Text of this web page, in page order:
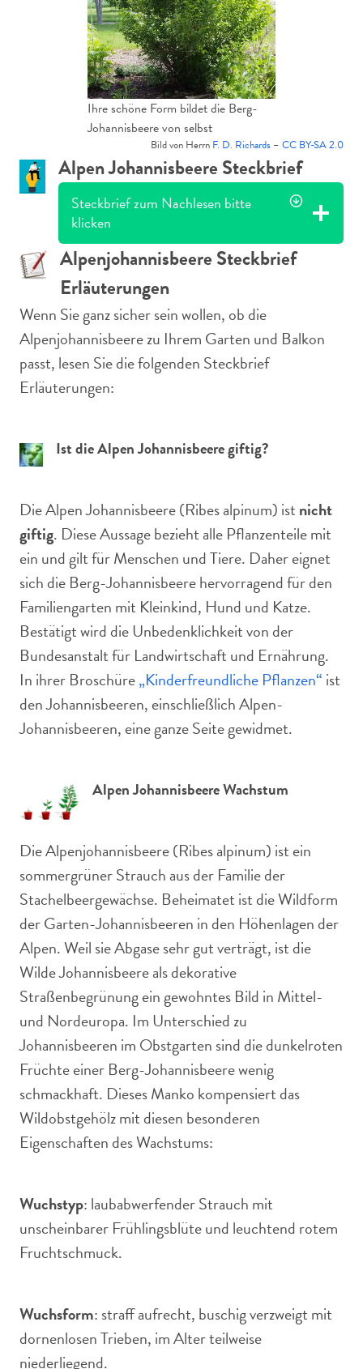
Ihre schöne Form bildet die Berg-
Johannisbeere von selbst
Bild von Herrn F. D. Richards – CC BY-SA 2.0
Alpen Johannisbeere Steckbrief
Steckbrief zum Nachlesen bitte
klicken
Alpenjohannisbeere Steckbrief
Erläuterungen
Wenn Sie ganz sicher sein wollen, ob die
Alpenjohannisbeere zu Ihrem Garten und Balkon
passt, lesen Sie die folgenden Steckbrief
Erläuterungen:
Ist die Alpen Johannisbeere giftig?
Die Alpen Johannisbeere (Ribes alpinum) ist nicht
giftig. Diese Aussage bezieht alle Pflanzenteile mit
ein und gilt für Menschen und Tiere. Daher eignet
sich die Berg-Johannisbeere hervorragend für den
Familiengarten mit Kleinkind, Hund und Katze.
Bestätigt wird die Unbedenklichkeit von der
Bundesanstalt für Landwirtschaft und Ernährung.
In ihrer Broschüre„Kinderfreundliche Pflanzen“ ist
den Johannisbeeren, einschließlich Alpen-
Johannisbeeren, eine ganze Seite gewidmet.
Alpen Johannisbeere Wachstum
Die Alpenjohannisbeere (Ribes alpinum) ist ein
sommergrüner Strauch aus der Familie der
Stachelbeergewächse. Beheimatet ist die Wildform
der Garten-Johannisbeeren in den Höhenlagen der
Alpen. Weil sie Abgase sehr gut verträgt, ist die
Wilde Johannisbeere als dekorative
Straßenbegrünung ein gewohntes Bild in Mittel-
und Nordeuropa. Im Unterschied zu
Johannisbeeren im Obstgarten sind die dunkelroten
Früchte einer Berg-Johannisbeere wenig
schmackhaft. Dieses Manko kompensiert das
Wildobstgehölz mit diesen besonderen
Eigenschaften des Wachstums:
Wuchstyp: laubabwerfender Strauch mit
unscheinbarer Frühlingsblüte und leuchtend rotem
Fruchtschmuck.
Wuchsform: straff aufrecht, buschig verzweigt mit
dornenlosen Trieben, im Alter teilweise
niederliegend.